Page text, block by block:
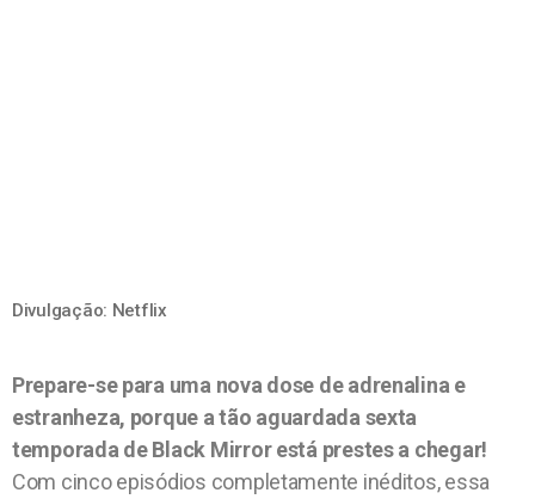
Divulgação: Netflix
Prepare-se para uma nova dose de adrenalina e
estranheza, porque a tão aguardada sexta
temporada de Black Mirror está prestes a chegar!
Com cinco episódios completamente inéditos, essa